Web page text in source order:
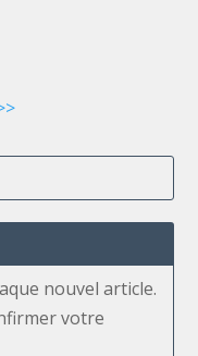
Entrées suivantes »
nouvel article.
votre